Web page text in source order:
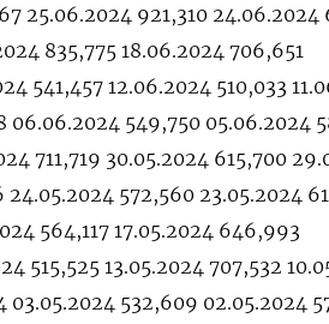
25.06.2024 921,310 24.06.2024
835,775 18.06.2024 706,651
541,457 12.06.2024 510,033
549,750 05.06.2024
711,719 30.05.2024 615,700
572,560 23.05.2024
564,117 17.05.2024 646,993
515,525 13.05.2024 707,532
532,609 02.05.2024